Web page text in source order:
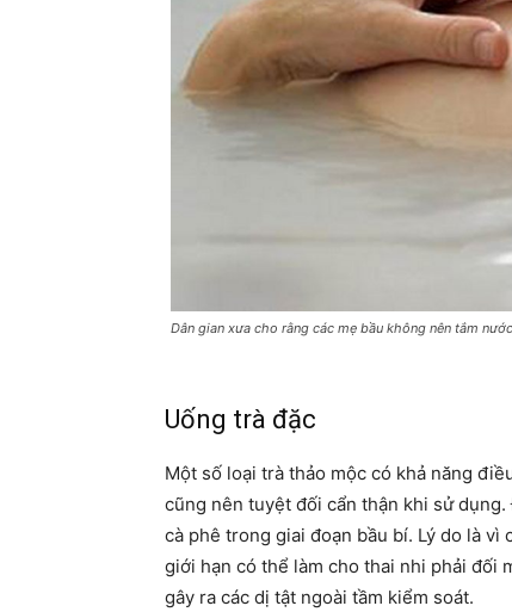
Dân gian xưa cho rằng các mẹ bầu không nên tắm
Uống trà đặc
Một số loại trà thảo mộc có khả năng
cũng nên tuyệt đối cẩn thận khi sử
cà phê trong giai đoạn bầu bí. Lý do là
giới hạn có thể làm cho thai nhi phải đối
gây ra các dị tật ngoài tầm kiểm soát.